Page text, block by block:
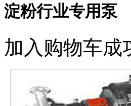
淀粉行业专用泵
加入购物车成